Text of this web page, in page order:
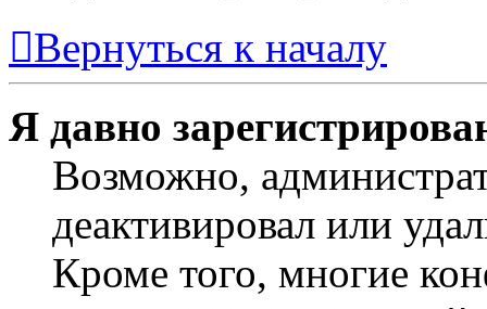
Вернуться к началу
Я давно
Возможно,
деактивировал или
Кроме того, многие